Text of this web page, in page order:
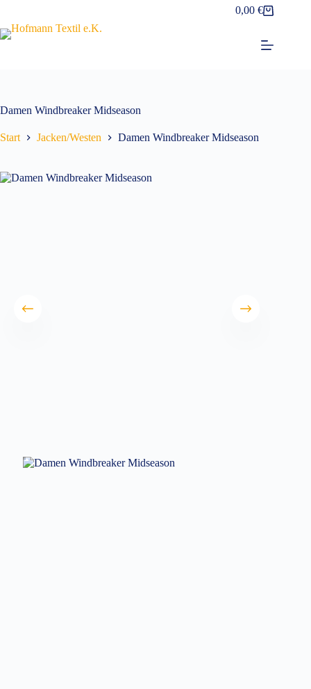
springen
Warenkorb
0,00€
Damen Windbreaker Midseason
Start Jacken/Westen Damen Windbreaker Midseason